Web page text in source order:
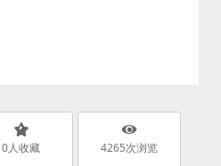
0人收藏 4265次浏览